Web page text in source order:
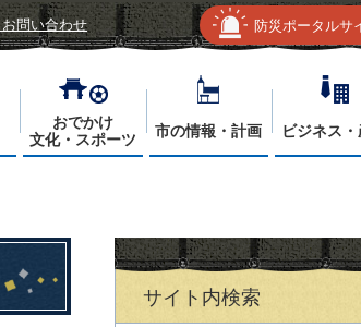
問い合わせ 防災ポータルサ
おでかけ
文化・スポーツ
市の情報・計画 ビジネス
サイト内検索